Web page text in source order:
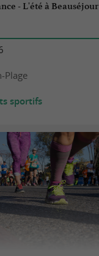
- L'été à Beauséjour
Plage
sportifs